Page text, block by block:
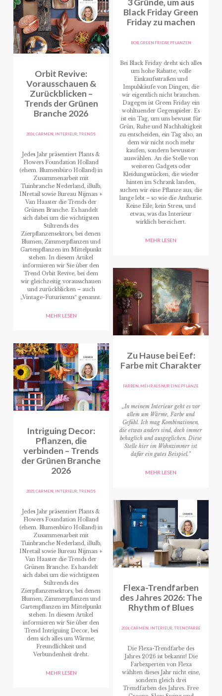
Orbit Revive:
Vorausschauen &
Zurückblicken –
Trends der Grünen
Branche 2026
2026 ,CARMEN INTERIEUR ,TRENDS
Jedes Jahr präsentiert Plants &
Flowers Foundation Holland
(ehem. Blumenbüro Holland) in
Zusammenarbeit mit
Tuinbranche Nederland, iBulb,
INretail sowie Bureau Nijman +
Van Haaster die Trends der
Grünen Branche. Es handelt
sich dabei um die wichtigsten
Stiltrends des
Zierpflanzensektors, bei denen
Blumen, Zimmerpflanzen und
Gartenpflanzen im Mittelpunkt
stehen. In diesem Artikel
informieren wir Sie über den
Trend Orbit Revive, bei dem
wir gleichzeitig vorausschauen
und zurückblicken – auch
„Vintage-Futurismus“ genannt.
MEHR LESEN
Intriguing Decor:
Pflanzen, die
verbinden – Trends
der Grünen Branche
2026
2025,CARMEN, INTERIEUR,TRENDS
Jedes Jahr präsentiert Plants &
Flowers Foundation Holland
(ehem. Blumenbüro Holland) in
Zusammenarbeit mit
Tuinbranche Nederland, iBulb,
INretail sowie Bureau Nijman +
Van Haaster die Trends der
Grünen Branche. Es handelt
sich dabei um die wichtigsten
Stiltrends des
Zierpflanzensektors, bei denen
Blumen, Zimmerpflanzen und
Gartenpflanzen im Mittelpunkt
stehen. In diesem Artikel
informieren wir Sie über den
Trend Intriguing Decor, bei
dem sich alles um Wärme,
Freundlichkeit und
Verbundenheit dreht.
MEHR LESEN
Black Friday Green
Friday zu machen
BOB,GREEN FRIDAY, PFLANZEN
Bei Black Friday dreht sich alles
um hohe Rabatte, volle
Einkaufsstraßen und
Impulskäufe von Dingen, die
wir eigentlich nicht brauchen.
Dagegen ist Green Friday ein
wohltuender Gegenspieler. Es
ist ein Tag, um uns bewusst für
Grün, Ruhe und Nachhaltigkeit
zu entscheiden, ein Tag also, an
dem wir nicht noch mehr
kaufen, sondern bewusster
auswählen. An die Stelle von
weiteren Gadgets oder
Kleidungsstücken, die wieder
hinten im Schrank landen,
suchen wir eine Pflanze aus, die
lange lebt – so wie die Anthurie.
Keine Eile, kein Stress, und
etwas, was das Interieur
wirklich bereichert.
MEHR LESEN
Zu Hause bei Eef:
Farbe mit Charakter
FARBEN, MEHR ALS NUR EINE PFLANZE
„In meinem Interieur geht es vor
allem um Wärme, Farbe und
Gefühl. Ich mag Kombinationen,
die etwas anders sind, doch immer
behaglich und ausgeglichen. Diese
Stelle hier im Wohnzimmer ist
dafür ein gutes Beispiel.”
MEHR LESEN
Flexa-Trendfarben
des Jahres 2026: The
Rhythm of Blues
2026,CARMEN, INTERIEUR,TRENDFARBE
Die Flexa-Trendfarbe des
Jahres 2026 ist bekannt! Die
Farbexperten von Flexa
wählten dieses Jahr nicht eine,
sondern gleich drei
Trendfarben des Jahres. Free